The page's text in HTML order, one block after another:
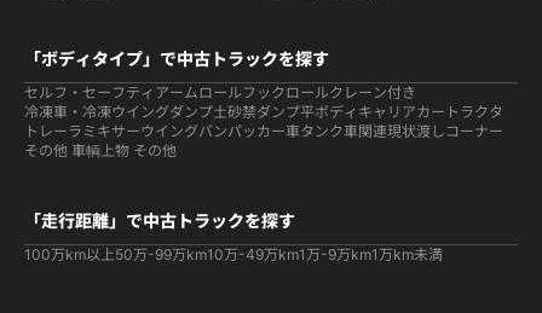
「ボディタイプ」で中古トラックを探す
セルフ・セーフティ アームロールフックロールクレーン付き
冷凍車・冷凍ウイングダンプ土砂禁ダンプ平ボディ キャリアカー トラクタ
トレーラ ミキサーウイングバンパッカー車タンク車関連現状渡しコーナー
その他 車輌上物 その他
「走行距離」で中古トラックを探す
100万km以上50万-99万km10万-49万km1万-9万km1万km未満